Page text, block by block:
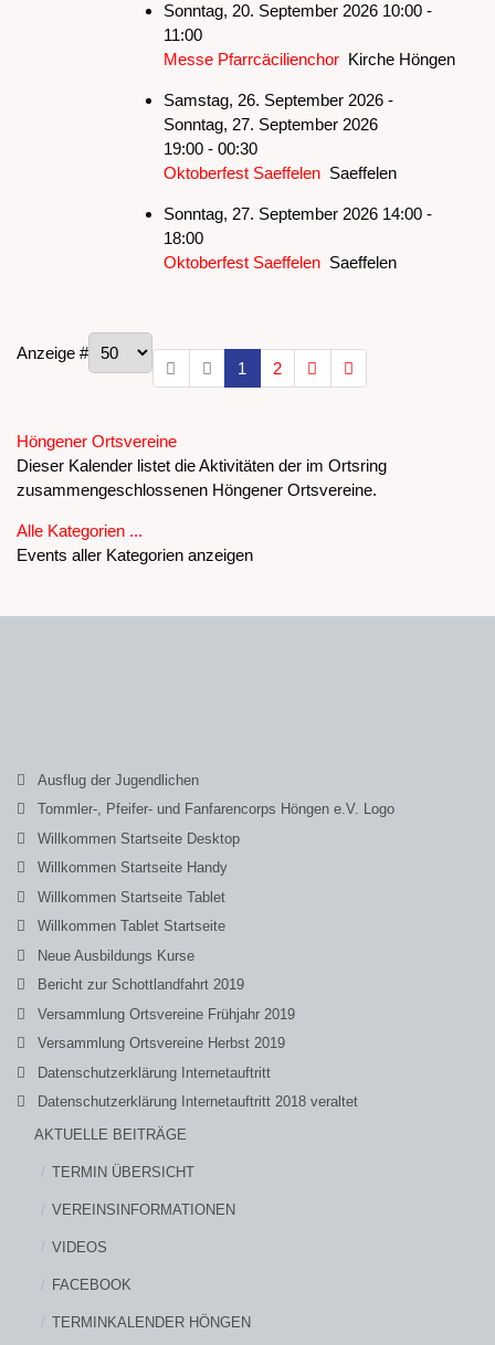
Sonntag, 20. September 2026 10:00 -
11:00
Messe Pfarrcäcilienchor Kirche Höngen
Samstag, 26. September 2026 -
Sonntag, 27. September 2026
19:00 - 00:30
Oktoberfest Saeffelen Saeffelen
Sonntag, 27. September 2026 14:00 -
18:00
Oktoberfest Saeffelen Saeffelen
Limite der Paginierungsliste
Anzeige #
1 2
Höngener Ortsvereine
Dieser Kalender listet die Aktivitäten der im Ortsring
zusammengeschlossenen Höngener Ortsvereine.
Alle Kategorien ...
Events aller Kategorien anzeigen
Ausflug der Jugendlichen
Tommler-, Pfeifer- und Fanfarencorps Höngen e.V. Logo
Willkommen Startseite Desktop
Willkommen Startseite Handy
Willkommen Startseite Tablet
Willkommen Tablet Startseite
Neue Ausbildungs Kurse
Bericht zur Schottlandfahrt 2019
Versammlung Ortsvereine Frühjahr 2019
Versammlung Ortsvereine Herbst 2019
Datenschutzerklärung Internetauftritt
Datenschutzerklärung Internetauftritt 2018 veraltet
AKTUELLE BEITRÄGE
TERMIN ÜBERSICHT
VEREINSINFORMATIONEN
VIDEOS
FACEBOOK
TERMINKALENDER HÖNGEN